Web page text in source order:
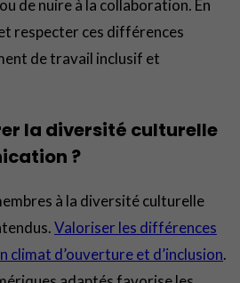
de nuire à la collaboration. En
respecter ces différences
de travail inclusif et
la diversité culturelle
?
à la diversité culturelle
Valoriser les différences
climat d’ouverture et d’inclusion.